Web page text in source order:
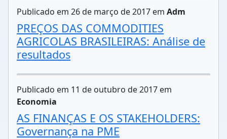
Publicado em 26 de março de 2017 em Adm
PREÇOS DAS COMMODITIES
AGRICOLAS BRASILEIRAS: Análise de
resultados
Publicado em 11 de outubro de 2017 em
Economia
AS FINANÇAS E OS STAKEHOLDERS:
Governança na PME